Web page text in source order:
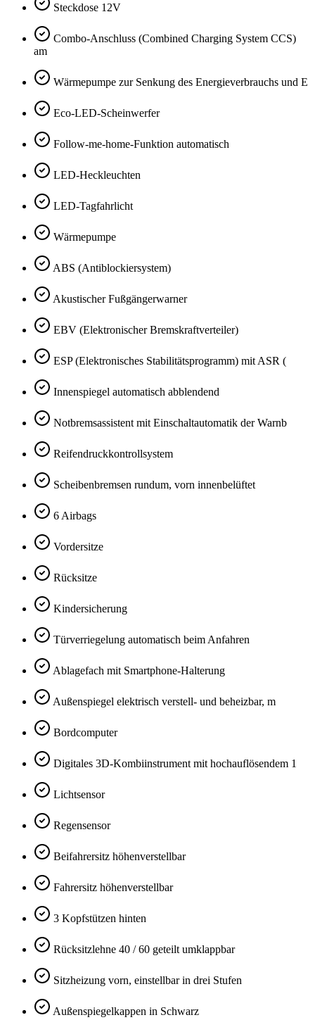
Steckdose 12V
Combo-Anschluss (Combined Charging System CCS)
am
Wärmepumpe zur Senkung des Energieverbrauchs und E
Eco-LED-Scheinwerfer
Follow-me-home-Funktion automatisch
LED-Heckleuchten
LED-Tagfahrlicht
Wärmepumpe
ABS (Antiblockiersystem)
Akustischer Fußgängerwarner
EBV (Elektronischer Bremskraftverteiler)
ESP (Elektronisches Stabilitätsprogramm) mit ASR (
Innenspiegel automatisch abblendend
Notbremsassistent mit Einschaltautomatik der Warnb
Reifendruckkontrollsystem
Scheibenbremsen rundum, vorn innenbelüftet
6 Airbags
Vordersitze
Rücksitze
Kindersicherung
Türverriegelung automatisch beim Anfahren
Ablagefach mit Smartphone-Halterung
Außenspiegel elektrisch verstell- und beheizbar, m
Bordcomputer
Digitales 3D-Kombiinstrument mit hochauflösendem 1
Lichtsensor
Regensensor
Beifahrersitz höhenverstellbar
Fahrersitz höhenverstellbar
3 Kopfstützen hinten
Rücksitzlehne 40 / 60 geteilt umklappbar
Sitzheizung vorn, einstellbar in drei Stufen
Außenspiegelkappen in Schwarz